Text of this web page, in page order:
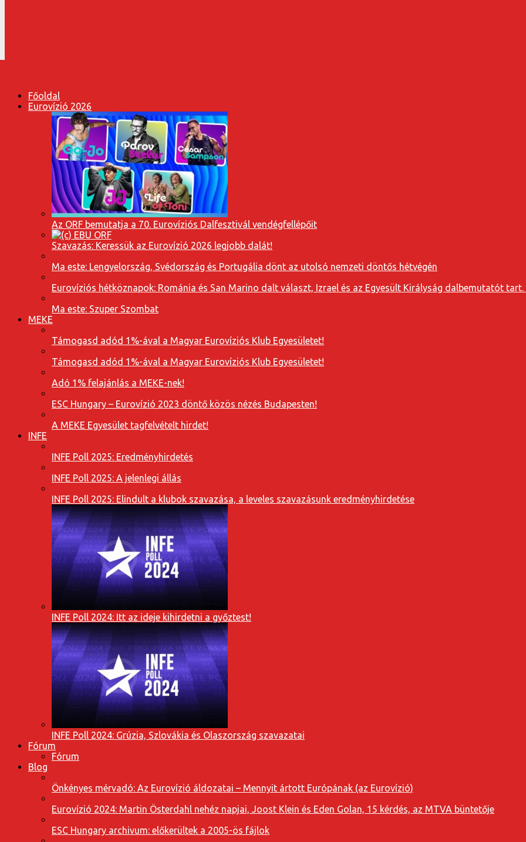
Főoldal
Eurovízió 2026
Az ORF bemutatja a 70. Eurovíziós Dalfesztivál vendégfellépőit
Szavazás: Keressük az Eurovízió 2026 legjobb dalát!
Ma este: Lengyelország, Svédország és Portugália dönt az utolsó nemzeti döntős hétvégén
Eurovíziós hétköznapok: Románia és San Marino dalt választ, Izrael és az Egyesült Királyság dalbemutatót tart.
Ma este: Szuper Szombat
MEKE
Támogasd adód 1%-ával a Magyar Eurovíziós Klub Egyesületet!
Támogasd adód 1%-ával a Magyar Eurovíziós Klub Egyesületet!
Adó 1% felajánlás a MEKE-nek!
ESC Hungary – Eurovízió 2023 döntő közös nézés Budapesten!
A MEKE Egyesület tagfelvételt hirdet!
INFE
INFE Poll 2025: Eredményhirdetés
INFE Poll 2025: A jelenlegi állás
INFE Poll 2025: Elindult a klubok szavazása, a leveles szavazásunk eredményhirdetése
INFE Poll 2024: Itt az ideje kihirdetni a győztest!
INFE Poll 2024: Grúzia, Szlovákia és Olaszország szavazatai
Fórum
Fórum
Blog
Önkényes mérvadó: Az Eurovízió áldozatai – Mennyit ártott Európának (az Eurovízió)
Eurovízió 2024: Martin Österdahl nehéz napjai, Joost Klein és Eden Golan, 15 kérdés, az MTVA büntetője
ESC Hungary archivum: előkerültek a 2005-ös fájlok